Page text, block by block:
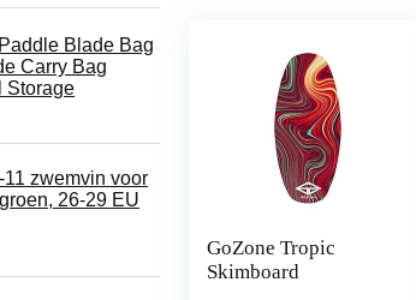
Blade Bag
Carry Bag
Storage
zwemvin voor
26-29 EU
GoZone Tropic
Skimboard